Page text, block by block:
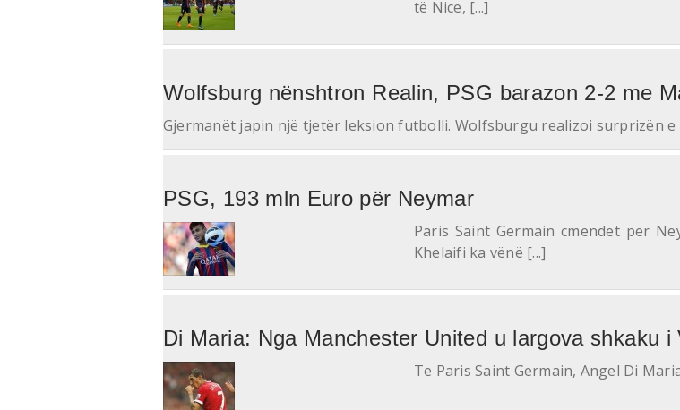
të Nice, [...]
Wolfsburg nënshtron Realin, PSG barazon 2-2 me
Gjermanët japin një tjetër leksion futbolli. Wolfsburgu realizoi surprizën e
PSG, 193 mln Euro për Neymar
Paris Saint Germain cmendet për
Khelaifi ka vënë [...]
Di Maria: Nga Manchester United u largova shkaku i
Te Paris Saint Germain, Angel Di